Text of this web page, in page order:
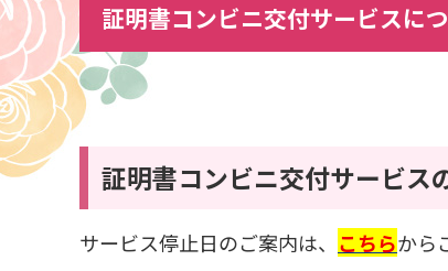
証明書コンビニ交付サービスに
証明書コンビニ交付サービス
サービス停止日のご案内は、 こちらから